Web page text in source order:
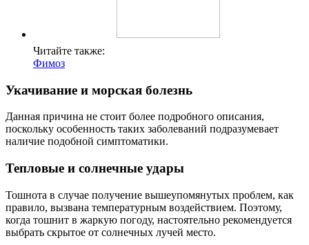
Читайте также:
Фимоз
Укачивание и морская болезнь
Данная причина не стоит более подробного описания,
поскольку особенность таких заболеваний подразумевает
наличие подобной симптоматики.
Тепловые и солнечные удары
Тошнота в случае получение вышеупомянутых проблем, как
правило, вызвана температурным воздействием. Поэтому,
когда тошнит в жаркую погоду, настоятельно рекомендуется
выбрать скрытое от солнечных лучей место.